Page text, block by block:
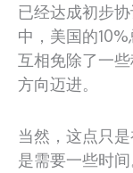
已经达成初步
中，美国的
互相免除了一
方向迈进。
当然，这点只
是需要一些时